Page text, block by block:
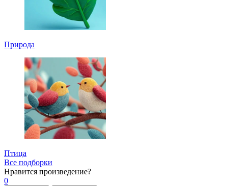
Природа
Птица
Все подборки
Нравится произведение?
0